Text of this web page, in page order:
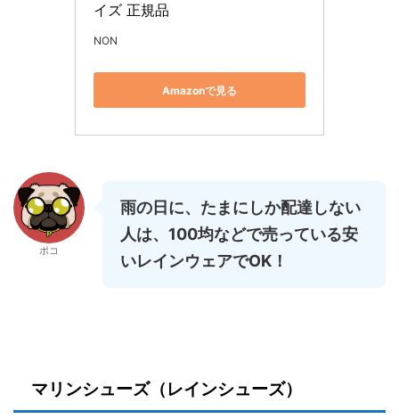
イズ 正規品
NON
Amazonで見る
ポコ
雨の日に、たまにしか配達しない
人は、100均などで売っている安
いレインウェアでOK！
マリンシューズ（レインシューズ）